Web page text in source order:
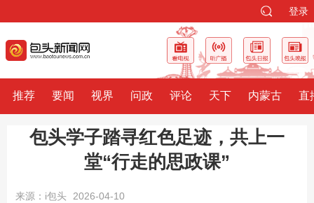
登录
推荐 要闻 视界 问政 评论 天下 内蒙古 直
包头学子踏寻红色足迹，共上一
堂“行走的思政课”
来源：i包头 2026-04-10